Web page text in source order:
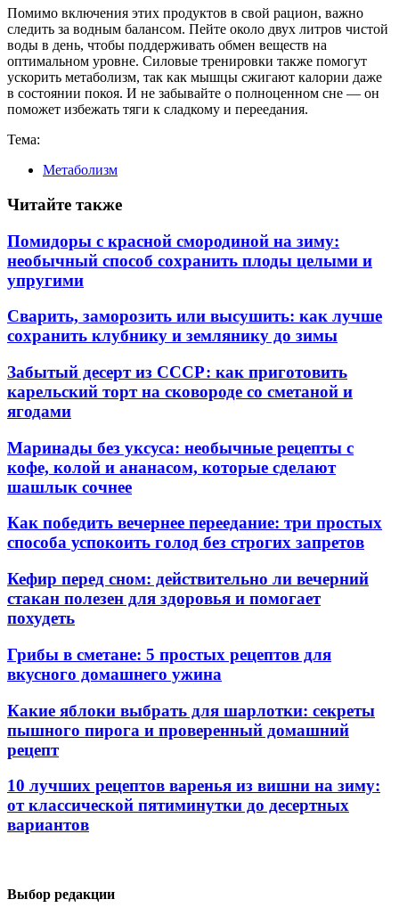
Помимо включения этих продуктов в свой рацион, важно
следить за водным балансом. Пейте около двух литров чистой
воды в день, чтобы поддерживать обмен веществ на
оптимальном уровне. Силовые тренировки также помогут
ускорить метаболизм, так как мышцы сжигают калории даже
в состоянии покоя. И не забывайте о полноценном сне — он
поможет избежать тяги к сладкому и переедания.
Тема:
Метаболизм
Читайте также
Помидоры с красной смородиной на зиму:
необычный способ сохранить плоды целыми и
упругими
Сварить, заморозить или высушить: как лучше
сохранить клубнику и землянику до зимы
Забытый десерт из СССР: как приготовить
карельский торт на сковороде со сметаной и
ягодами
Маринады без уксуса: необычные рецепты с
кофе, колой и ананасом, которые сделают
шашлык сочнее
Как победить вечернее переедание: три простых
способа успокоить голод без строгих запретов
Кефир перед сном: действительно ли вечерний
стакан полезен для здоровья и помогает
похудеть
Грибы в сметане: 5 простых рецептов для
вкусного домашнего ужина
Какие яблоки выбрать для шарлотки: секреты
пышного пирога и проверенный домашний
рецепт
10 лучших рецептов варенья из вишни на зиму:
от классической пятиминутки до десертных
вариантов
Выбор редакции